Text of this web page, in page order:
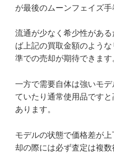
が最後のムーンフェイズ手
流通が少なく希少性があ
ば上記の買取金額のよう
準での売却が期待できます
一方で需要自体は強いモ
ていたり通常使用品です
あります。
モデルの状態で価格差が
却の際には必ず査定は複